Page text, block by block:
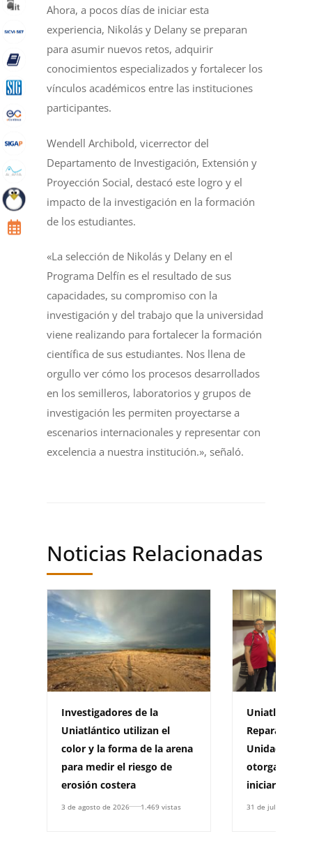
Ahora, a pocos días de iniciar esta
experiencia, Nikolás y Delany se preparan
para asumir nuevos retos, adquirir
conocimientos especializados y fortalecer los
vínculos académicos entre las instituciones
participantes.
Wendell Archibold, vicerrector del
Departamento de Investigación, Extensión y
Proyección Social, destacó este logro y el
impacto de la investigación en la formación
de los estudiantes.
«La selección de Nikolás y Delany en el
Programa Delfín es el resultado de sus
capacidades, su compromiso con la
investigación y del trabajo que la universidad
viene realizando para fortalecer la formación
científica de sus estudiantes. Nos llena de
orgullo ver cómo los procesos desarrollados
en los semilleros, laboratorios y grupos de
investigación les permiten proyectarse a
escenarios internacionales y representar con
excelencia a nuestra institución.», señaló.
Noticias Relacionadas
Investigadores de la
Uniatlántico utilizan el
color y la forma de la arena
para medir el riesgo de
erosión costera
3 de agosto de 2026 1.469 vistas
Uniatlántico
Reparación
Unidad para
otorga
iniciar un
31 de julio de 2026